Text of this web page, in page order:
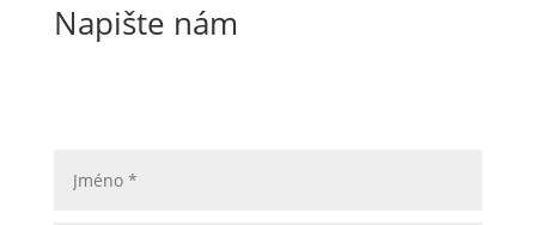
Napište nám